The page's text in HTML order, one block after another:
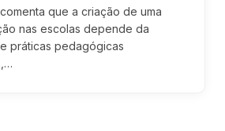
que a criação de uma
nas escolas depende da
práticas pedagógicas